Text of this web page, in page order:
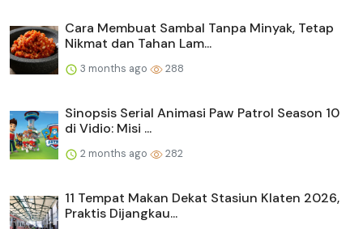
Cara Membuat Sambal Tanpa Minyak, Tetap
Nikmat dan Tahan Lam...
3 months ago 288
Sinopsis Serial Animasi Paw Patrol Season 10
di Vidio: Misi ...
2 months ago 282
11 Tempat Makan Dekat Stasiun Klaten 2026,
Praktis Dijangkau...